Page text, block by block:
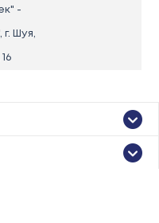
-
Шуя,